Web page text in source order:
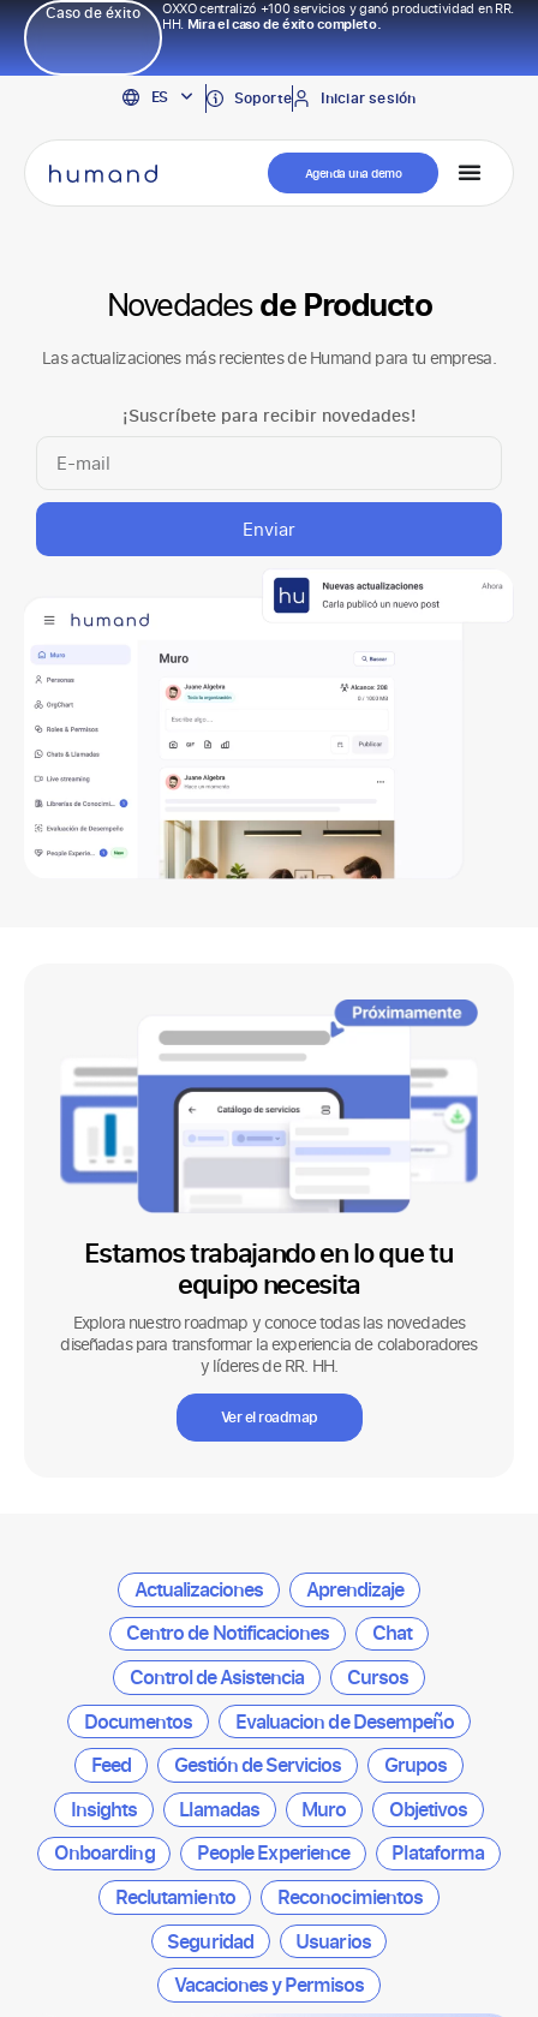
Caso de éxito
OXXO centralizó +100 servicios y ganó productividad en RR.
HH.Mira el caso de éxito completo.
ES
EN
PT
Soporte Iniciar sesión
Agenda una demo
Novedadesde Producto
Las actualizaciones más recientes de Humand para tu empresa.
¡Suscríbete para recibir novedades!
Enviar
Estamos trabajando en lo que tu
equipo necesita
Explora nuestro roadmap y conoce todas las novedades
diseñadas para transformar la experiencia de colaboradores
y líderes de RR. HH.
Ver el roadmap
Actualizaciones
Aprendizaje
Centro de Notificaciones
Chat
Control de Asistencia
Cursos
Documentos
Evaluacion de Desempeño
Feed
Gestión de Servicios
Grupos
Insights
Llamadas Muro
Objetivos
Onboarding
People Experience
Plataforma
Reclutamiento
Reconocimientos
Seguridad
Usuarios
Vacaciones y Permisos